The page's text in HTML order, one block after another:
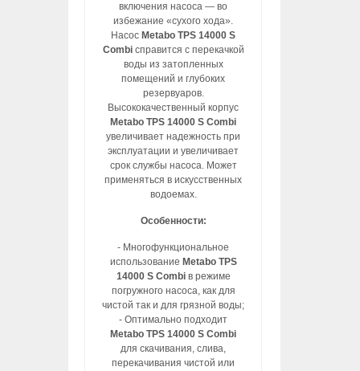
включения насоса — во
избежание «сухого хода».
Насос Metabo TPS 14000 S
Combi справится с перекачкой
воды из затопленных
помещений и глубоких
резервуаров.
Высококачественный корпус
Metabo TPS 14000 S Combi
увеличивает надежность при
эксплуатации и увеличивает
срок службы насоса. Может
применяться в искусственных
водоемах.
Особенности:
- Многофункциональное
использование Metabo TPS
14000 S Combiв режиме
погружного насоса, как для
чистой так и для грязной воды;
- Оптимально подходит
Metabo TPS 14000 S Combi
для скачивания, слива,
перекачивания чистой или